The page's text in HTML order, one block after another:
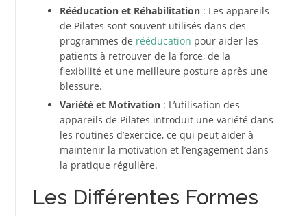
Rééducation et Réhabilitation: Les appareils
de Pilates sont souvent utilisés dans des
programmes de rééducation pour aider les
patients à retrouver de la force, de la
flexibilité et une meilleure posture après une
blessure.
Variété et Motivation: L’utilisation des
appareils de Pilates introduit une variété dans
les routines d’exercice, ce qui peut aider à
maintenir la motivation et l’engagement dans
la pratique régulière.
Les Différentes Formes